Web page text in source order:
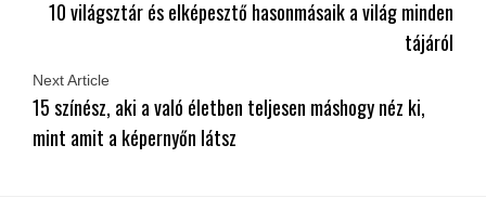
10 világsztár és elképesztő hasonmásaik a világ minden
tájáról
Next Article
15 színész, aki a való életben teljesen máshogy néz ki,
mint amit a képernyőn látsz